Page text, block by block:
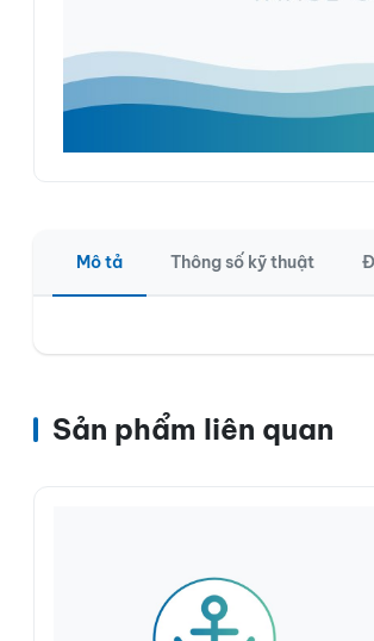
Mô tả Thông số kỹ thuật
Sản phẩm liên quan